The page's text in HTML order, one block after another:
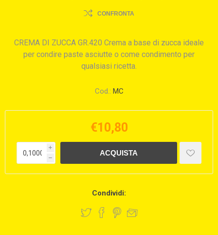
CONFRONTA
CREMA DI ZUCCA GR.420 Crema a base di zucca ideale
per condire paste asciutte o come condimento per
qualsiasi ricetta.
Cod.: MC
€10,80
i
h
Condividi: